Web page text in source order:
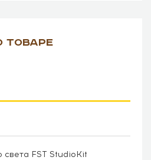
ТОВАРЕ
света FST StudioKit